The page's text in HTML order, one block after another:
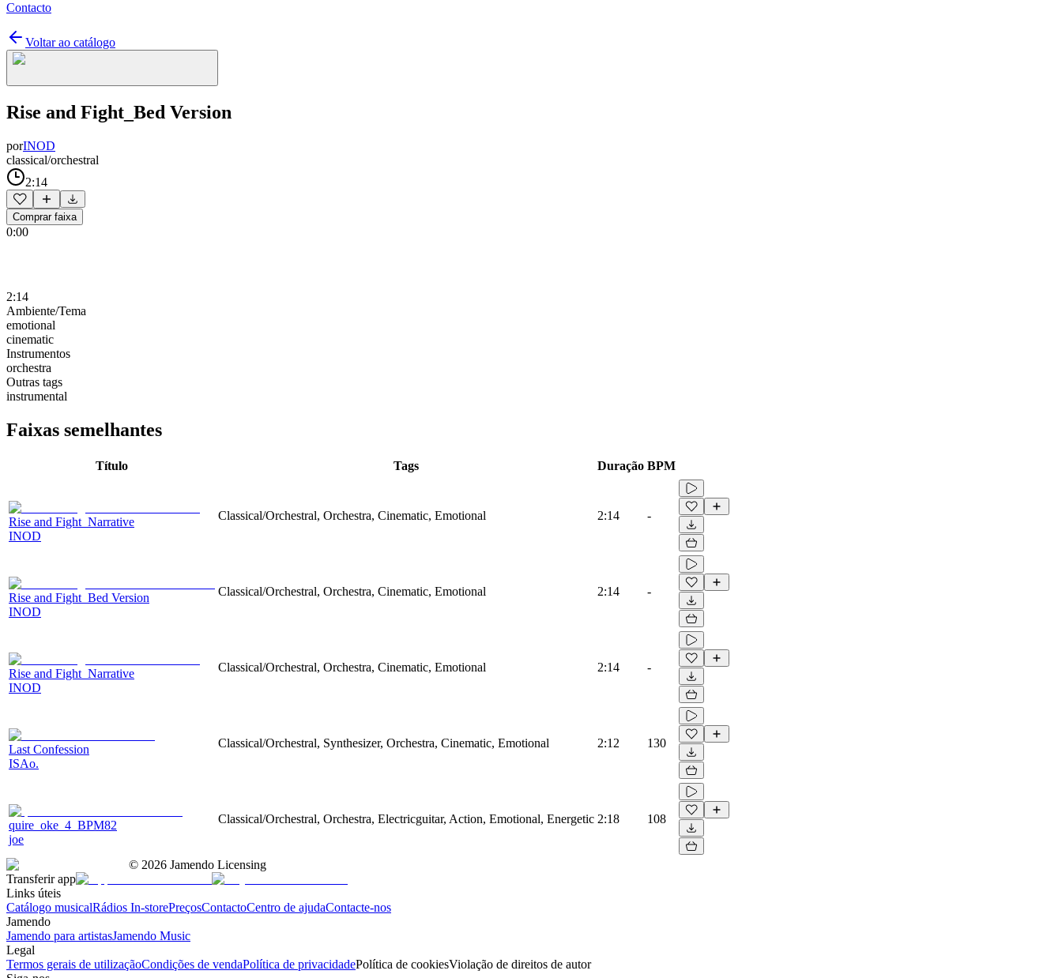
Contacto
Voltar ao catálogo
Rise and Fight_Bed Version
porINOD
classical/orchestral
2:14
Comprar faixa
0:00
2:14
Ambiente/Tema
emotional
cinematic
Instrumentos
orchestra
Outras tags
instrumental
Faixas semelhantes
Título Tags Duração BPM
Rise and Fight_Narrative
INOD
Classical/Orchestral, Orchestra, Cinematic, Emotional 2:14 -
Rise and Fight_Bed Version
INOD
Classical/Orchestral, Orchestra, Cinematic, Emotional 2:14 -
Rise and Fight_Narrative
INOD
Classical/Orchestral, Orchestra, Cinematic, Emotional 2:14 -
Last Confession
ISAo.
Classical/Orchestral, Synthesizer, Orchestra, Cinematic, Emotional 2:12 130
quire_oke_4_BPM82
joe
Classical/Orchestral, Orchestra, Electricguitar, Action, Emotional, Energetic 2:18 108
© 2026 Jamendo Licensing
Transferir app
Links úteis
Catálogo musicalRádios In-storePreçosContactoCentro de ajudaContacte-nos
Jamendo
Jamendo para artistasJamendo Music
Legal
Termos gerais de utilizaçãoCondições de vendaPolítica de privacidadePolítica de cookiesViolação de direitos de autor